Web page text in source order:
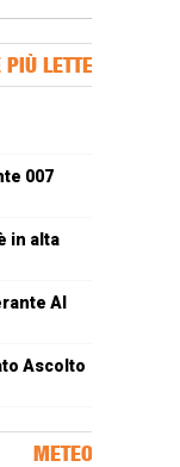
PIÙ LETTE
007
in alta
Al
Ascolto
METEO